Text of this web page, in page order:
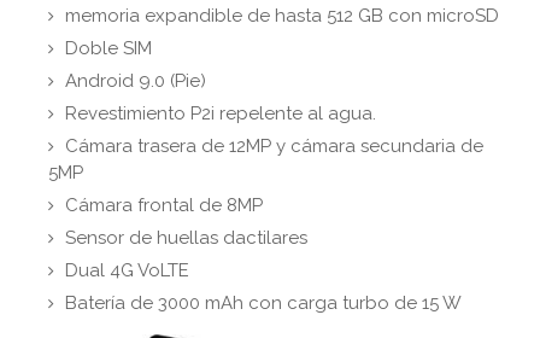
memoria expandible de hasta 512 GB con microSD
Doble SIM
Android 9.0 (Pie)
Revestimiento P2i repelente al agua.
Cámara trasera de 12MP y cámara secundaria de
5MP
Cámara frontal de 8MP
Sensor de huellas dactilares
Dual 4G VoLTE
Batería de 3000 mAh con carga turbo de 15 W